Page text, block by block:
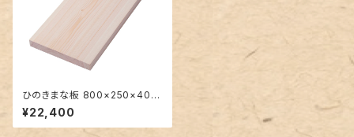
ひのきまな板 800×250×40m
m 大きい一枚板
¥22,400